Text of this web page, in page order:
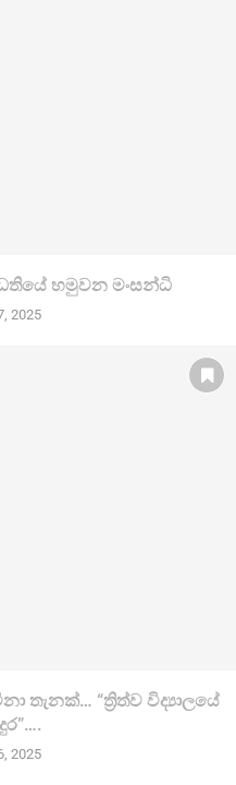
හමුවන මංසන්ධි
2025
“ත්‍රිත්ව විද්‍යාලයේ
2025